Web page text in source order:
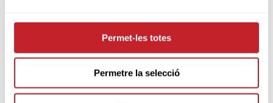
Permet-les totes
Permetre la selecció